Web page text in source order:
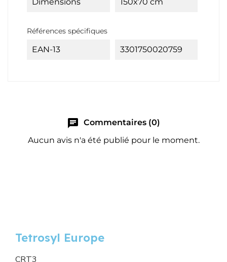
Références spécifiques
EAN-13 3301750020759
chat Commentaires (0)
Aucun avis n'a été publié pour le moment.
Tetrosyl Europe
CRT3